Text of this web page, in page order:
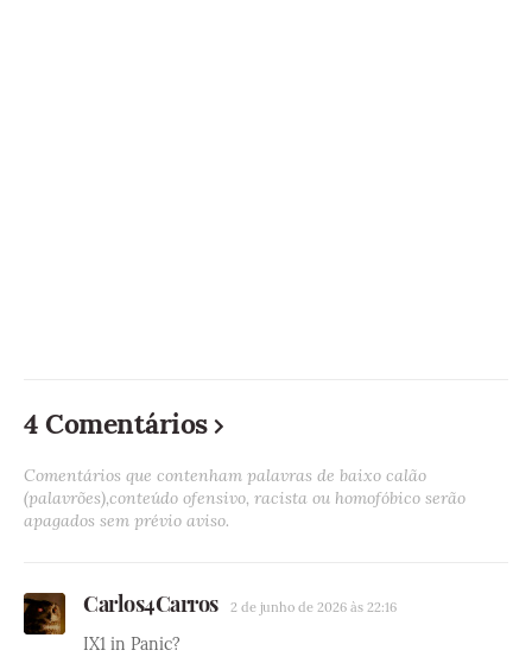
4 Comentários
Comentários que contenham palavras de baixo calão
(palavrões),conteúdo ofensivo, racista ou homofóbico serão
apagados sem prévio aviso.
Carlos4Carros 2 de junho de 2026 às 22:16
IX1 in Panic?